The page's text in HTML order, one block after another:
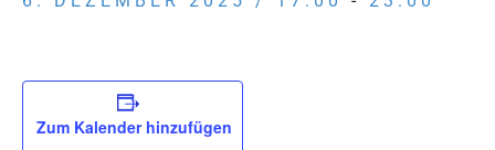
Zum Kalender hinzufügen